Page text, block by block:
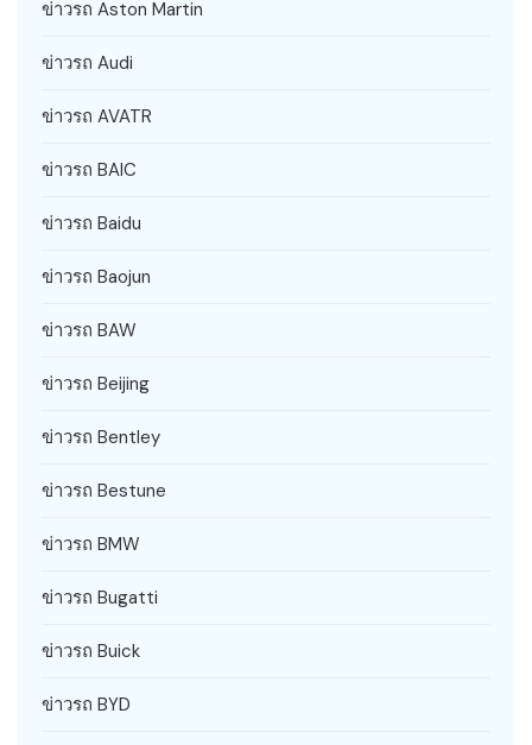
ข่าวรถ Aston Martin
ข่าวรถ Audi
ข่าวรถ AVATR
ข่าวรถ BAIC
ข่าวรถ Baidu
ข่าวรถ Baojun
ข่าวรถ BAW
ข่าวรถ Beijing
ข่าวรถ Bentley
ข่าวรถ Bestune
ข่าวรถ BMW
ข่าวรถ Bugatti
ข่าวรถ Buick
ข่าวรถ BYD